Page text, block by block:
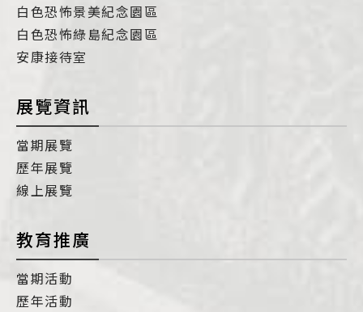
白色恐怖景美紀念園區
白色恐怖綠島紀念園區
安康接待室
展覽資訊
當期展覽
歷年展覽
線上展覽
教育推廣
當期活動
歷年活動